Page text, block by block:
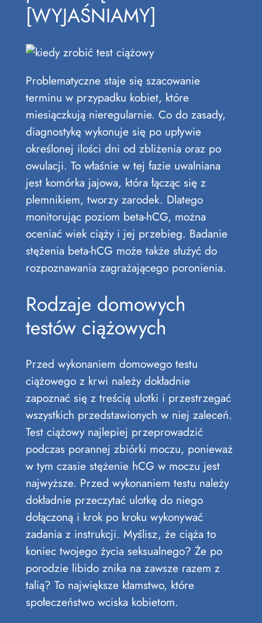
[WYJAŚNIAMY]
Problematyczne staje się szacowanie
terminu w przypadku kobiet, które
miesiączkują nieregularnie. Co do zasady,
diagnostykę wykonuje się po upływie
określonej ilości dni od zbliżenia oraz po
owulacji. To właśnie w tej fazie uwalniana
jest komórka jajowa, która łącząc się z
plemnikiem, tworzy zarodek. Dlatego
monitorując poziom beta-hCG, można
oceniać wiek ciąży i jej przebieg. Badanie
stężenia beta-hCG może także służyć do
rozpoznawania zagrażającego poronienia.
Rodzaje domowych
testów ciążowych
Przed wykonaniem domowego testu
ciążowego z krwi należy dokładnie
zapoznać się z treścią ulotki i przestrzegać
wszystkich przedstawionych w niej zaleceń.
Test ciążowy najlepiej przeprowadzić
podczas porannej zbiórki moczu, ponieważ
w tym czasie stężenie hCG w moczu jest
najwyższe. Przed wykonaniem testu należy
dokładnie przeczytać ulotkę do niego
dołączoną i krok po kroku wykonywać
zadania z instrukcji. Myślisz, że ciąża to
koniec twojego życia seksualnego? Że po
porodzie libido znika na zawsze razem z
talią? To największe kłamstwo, które
społeczeństwo wciska kobietom.